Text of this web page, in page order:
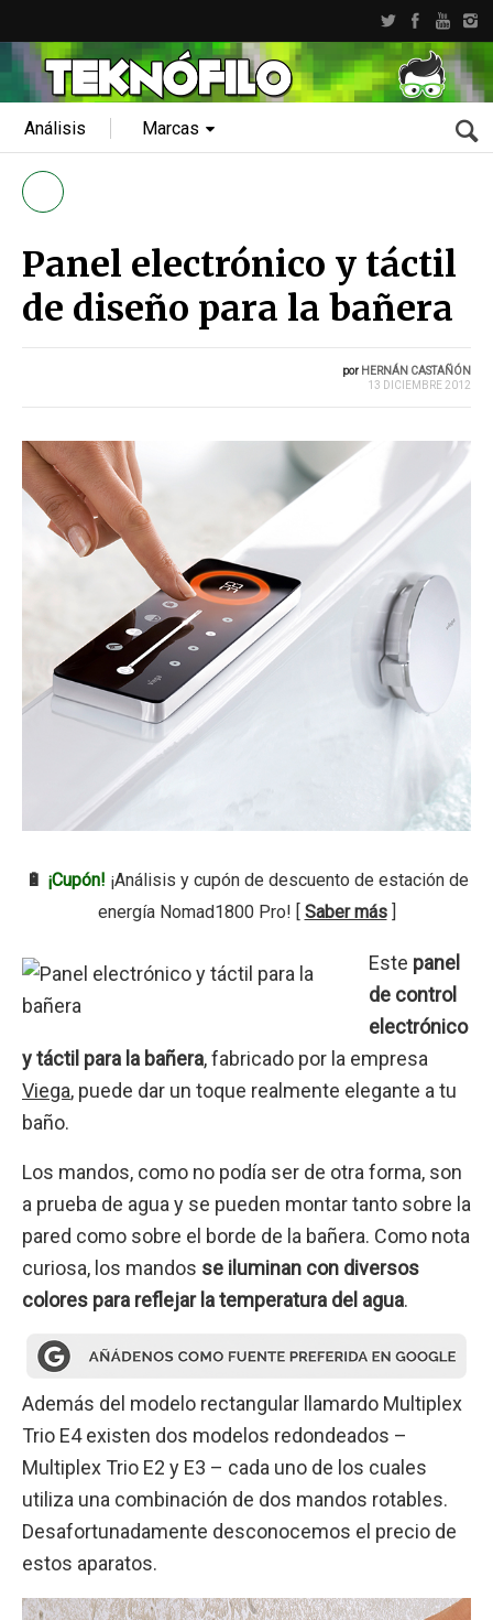
Análisis Marcas
Panel electrónico y táctil
de diseño para la bañera
por HERNÁN CASTAÑÓN
13 DICIEMBRE 2012
🔋 ¡Cupón! ¡Análisis y cupón de descuento de estación de
energía Nomad1800 Pro! [ Saber más]
Este panel
de control
electrónico
y táctil para la bañera, fabricado por la empresa
Viega, puede dar un toque realmente elegante a tu
baño.
Los mandos, como no podía ser de otra forma, son
a prueba de agua y se pueden montar tanto sobre la
pared como sobre el borde de la bañera. Como nota
curiosa, los mandos se iluminan con diversos
colores para reflejar la temperatura del agua.
Además del modelo rectangular llamardo Multiplex
Trio E4 existen dos modelos redondeados –
Multiplex Trio E2 y E3 – cada uno de los cuales
utiliza una combinación de dos mandos rotables.
Desafortunadamente desconocemos el precio de
estos aparatos.